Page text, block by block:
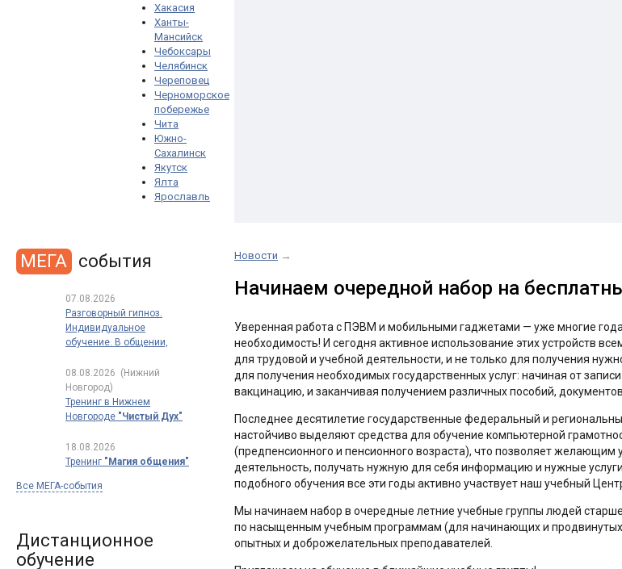
Хакасия
Ханты-
Мансийск
Чебоксары
Челябинск
Череповец
Черноморское
побережье
Чита
Южно-
Сахалинск
Якутск
Ялта
Ярославль
Новости →
Начинаем очередной набор на
Уверенная работа с ПЭВМ и мобильными гаджетами — уже многие
необходимость! И сегодня активное использование этих устройств
для трудовой и учебной деятельности, и не только для получения
для получения необходимых государственных услуг: начиная от
вакцинацию, и заканчивая получением различных пособий,
Последнее десятилетие государственные федеральный и
настойчиво выделяют средства для обучение компьютерной
(предпенсионного и пенсионного возраста), что позволяет желающим
деятельность, получать нужную для себя информацию и нужные
подобного обучения все эти годы активно участвует наш учебный
Мы начинаем набор в очередные летние учебные группы людей
по насыщенным учебным программам (для начинающих и продвинутых
опытных и доброжелательных преподавателей.
МЕГА события
07.08.2026
Разговорный гипноз.
Индивидуальное
обучение. В общении,
08.08.2026 (Нижний
Новгород)
Тренинг в Нижнем
Новгороде "Чистый Дух"
18.08.2026
Тренинг "Магия общения"
Все МЕГА-события
Дистанционное
обучение